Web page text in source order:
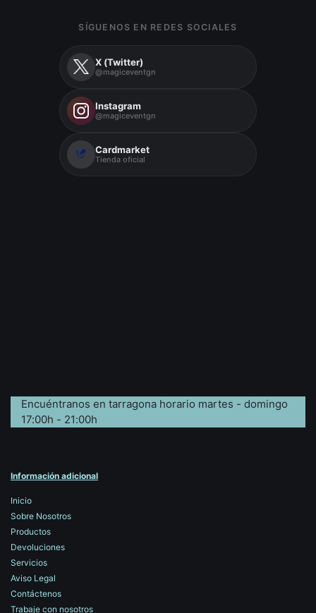
SÍGUENOS EN REDES SOCIALES
X (Twitter)
@magiceventgn
Instagram
@magiceventgn
Cardmarket
Tienda oficial
Encuéntranos en tarragona horario martes - domingo
17:00h - 21:00h
Información adicional
Inicio
Sobre Nosotros
Productos
Devoluciones
Servicios
Aviso Legal
Contáctenos
Trabaje con nosotros